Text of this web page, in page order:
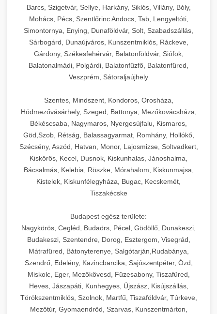
Barcs, Szigetvár, Sellye, Harkány, Siklós, Villány, Bóly,
Mohács, Pécs, Szentlőrinc Andocs, Tab, Lengyeltóti,
Simontornya, Enying, Dunaföldvár, Solt, Szabadszállás,
Sárbogárd, Dunaújváros, Kunszentmiklós, Ráckeve,
Gárdony, Székesfehérvár, Balatonföldvár, Siófok,
Balatonalmádi, Polgárdi, Balatonfűzfő, Balatonfüred,
Veszprém, Sátoraljaújhely
Szentes, Mindszent, Kondoros, Orosháza,
Hódmezővásárhely, Szeged, Battonya, Mezőkovácsháza,
Békéscsaba, Nagymaros, Nyergesújfalu, Kismaros,
Göd,Szob, Rétság, Balassagyarmat, Romhány, Hollókő,
Szécsény, Aszód, Hatvan, Monor, Lajosmizse, Soltvadkert,
Kiskőrös, Kecel, Dusnok, Kiskunhalas, Jánoshalma,
Bácsalmás, Kelebia, Röszke, Mórahalom, Kiskunmajsa,
Kistelek, Kiskunfélegyháza, Bugac, Kecskemét,
Tiszakécske
Budapest egész területe:
Nagykörös, Cegléd, Budaörs, Pécel, Gödöllő, Dunakeszi,
Budakeszi, Szentendre, Dorog, Esztergom, Visegrád,
Mátrafüred, Bátonyterenye, Salgótarján,Rudabánya,
Szendrő, Edelény, Kazincbarcika, Sajószentpéter, Ózd,
Miskolc, Eger, Mezőkövesd, Füzesabony, Tiszafüred,
Heves, Jászapáti, Kunhegyes, Újszász, Kisújszállás,
Törökszentmiklós, Szolnok, Martfű, Tiszaföldvár, Túrkeve,
Mezőtúr, Gyomaendrőd, Szarvas, Kunszentmárton,